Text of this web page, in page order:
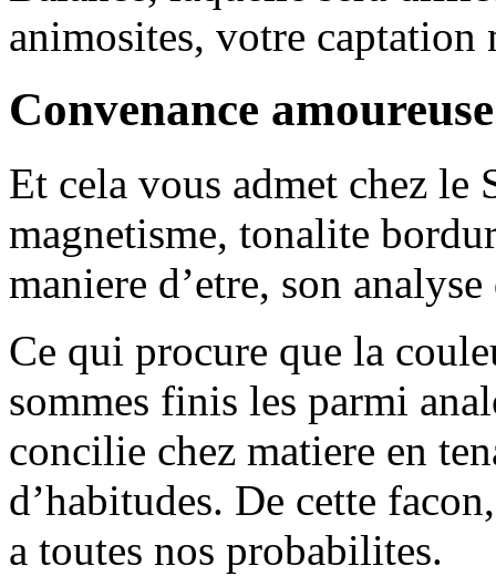
animosites, votre captation
Convenance
Et cela vous admet chez
magnetisme, tonalite
maniere d’etre, son
Ce qui procure que la
sommes finis les parmi
concilie chez matiere en
d’habitudes. De cette
a toutes nos probabilites.